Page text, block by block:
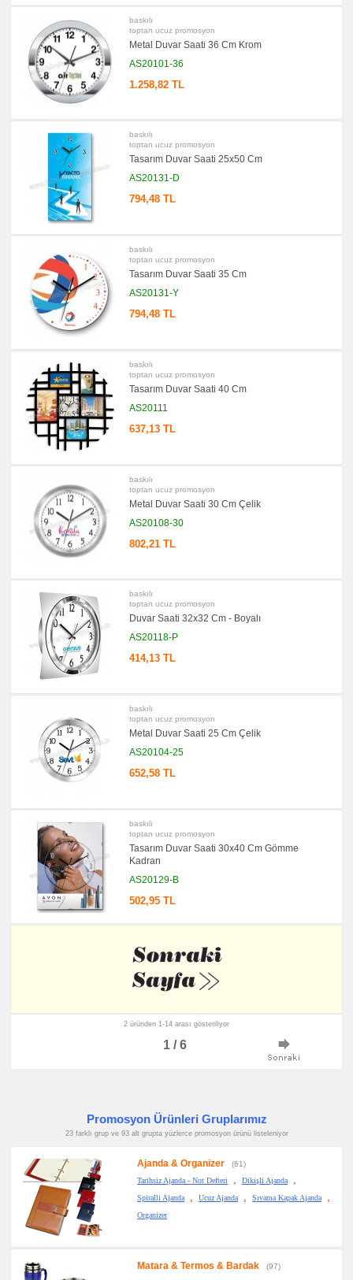
baskılı
toptan ucuz promosyon
Metal Duvar Saati 36 Cm Krom
AS20101-36
1.258,82 TL
baskılı
toptan ucuz promosyon
Tasarım Duvar Saati 25x50 Cm
AS20131-D
794,48 TL
baskılı
toptan ucuz promosyon
Tasarım Duvar Saati 35 Cm
AS20131-Y
794,48 TL
baskılı
toptan ucuz promosyon
Tasarım Duvar Saati 40 Cm
AS20111
637,13 TL
baskılı
toptan ucuz promosyon
Metal Duvar Saati 30 Cm Çelik
AS20108-30
802,21 TL
baskılı
toptan ucuz promosyon
Duvar Saati 32x32 Cm - Boyalı
AS20118-P
414,13 TL
baskılı
toptan ucuz promosyon
Metal Duvar Saati 25 Cm Çelik
AS20104-25
652,58 TL
baskılı
toptan ucuz promosyon
Tasarım Duvar Saati 30x40 Cm Gömme
Kadran
AS20129-B
502,95 TL
2 üründen 1-14 arası gösteriliyor
1 / 6
Promosyon Ürünleri Gruplarımız
23 farklı grup ve 93 alt grupta yüzlerce promosyon ürünü listeleniyor
Ajanda & Organizer
(61)
Tarihsiz Ajanda - Not Defteri
Dikişli Ajanda
Spiralli Ajanda Ucuz Ajanda Sıvama Kapak Ajanda
Organizer
Matara & Termos & Bardak
(97)
promosyon
Radyo
promosyon
Takvim
&
Bloknot
promosyon
&
Para
Tabağı
promosyon
Evrak
Çantası
&
Sekreter
Bloknot
Masa
Seti
&
Sümen
Takımı
promosyon
Yapışkan
Notluk
Not
Tutucu
promosyon
Bilgisayar
Aksesuarları
promosyon
Diğer
Ürünler